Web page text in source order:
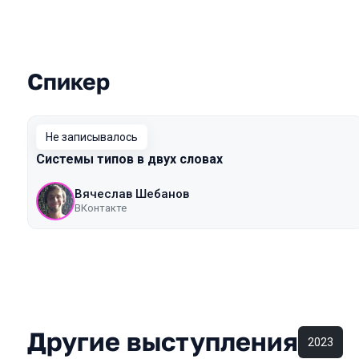
Выступления в сезоне 2018
Спикер
Не записывалось
Системы типов в двух словах
Вячеслав Шебанов
ВКонтакте
Другие выступления 2023